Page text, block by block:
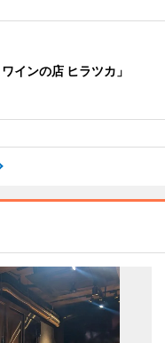
インの店 ヒラツカ」